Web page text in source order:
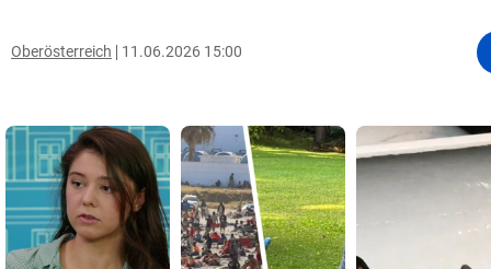
Oberösterreich 11.06.2026 15:00